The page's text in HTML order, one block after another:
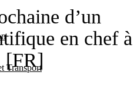
Transport
d’un
en chef à
[FR]